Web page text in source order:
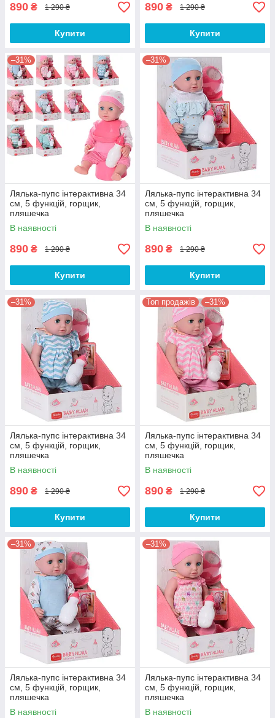
890 ₴ 1 290 ₴
Купити
890 ₴ 1 290 ₴
Купити
–31%
Лялька-пупс інтерактивна 34
см, 5 функцій, горщик,
пляшечка
В наявності
890 ₴ 1 290 ₴
Купити
–31%
Лялька-пупс інтерактивна 34
см, 5 функцій, горщик,
пляшечка
В наявності
890 ₴ 1 290 ₴
Купити
–31%
Лялька-пупс інтерактивна 34
см, 5 функцій, горщик,
пляшечка
В наявності
890 ₴ 1 290 ₴
Купити
Топ продажів –31%
Лялька-пупс інтерактивна 34
см, 5 функцій, горщик,
пляшечка
В наявності
890 ₴ 1 290 ₴
Купити
–31%
Лялька-пупс інтерактивна 34
см, 5 функцій, горщик,
пляшечка
В наявності
–31%
Лялька-пупс інтерактивна 34
см, 5 функцій, горщик,
пляшечка
В наявності